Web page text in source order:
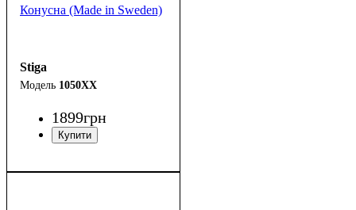
Конусна (Made in Sweden)
Stiga
1050XX
1899грн